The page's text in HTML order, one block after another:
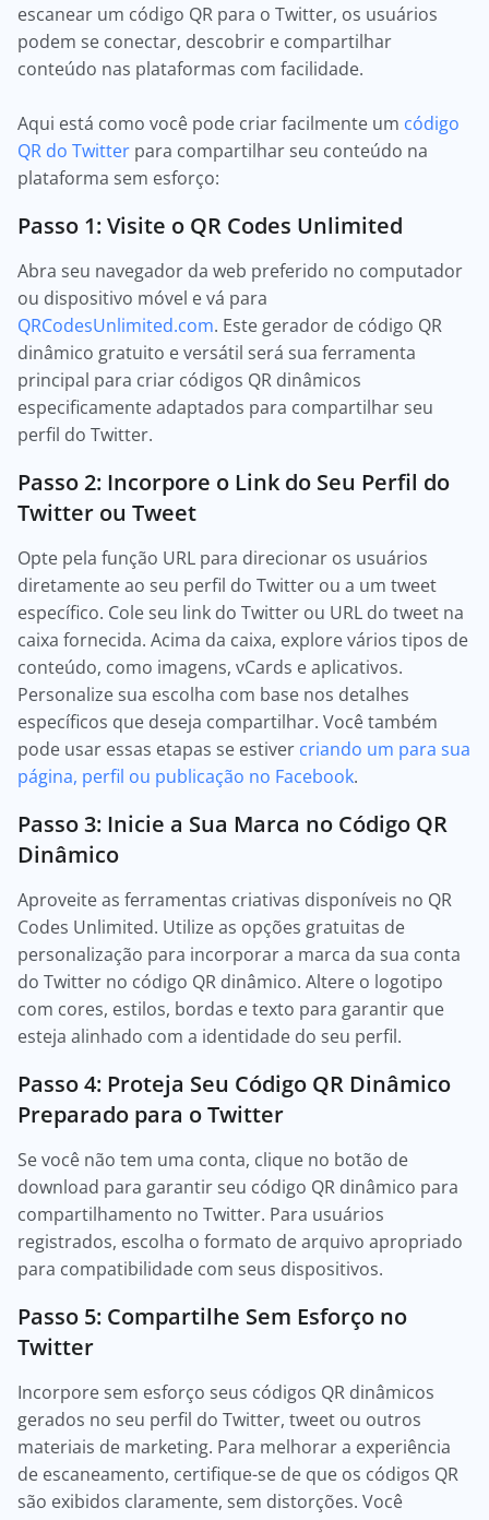
escanear um código QR para o Twitter, os usuários
podem se conectar, descobrir e compartilhar
conteúdo nas plataformas com facilidade.
Aqui está como você pode criar facilmente um código
QR do Twitter para compartilhar seu conteúdo na
plataforma sem esforço:
Passo 1: Visite o QR Codes Unlimited
Abra seu navegador da web preferido no computador
ou dispositivo móvel e vá para
QRCodesUnlimited.com. Este gerador de código QR
dinâmico gratuito e versátil será sua ferramenta
principal para criar códigos QR dinâmicos
especificamente adaptados para compartilhar seu
perfil do Twitter.
Passo 2: Incorpore o Link do Seu Perfil do
Twitter ou Tweet
Opte pela função URL para direcionar os usuários
diretamente ao seu perfil do Twitter ou a um tweet
específico. Cole seu link do Twitter ou URL do tweet na
caixa fornecida. Acima da caixa, explore vários tipos de
conteúdo, como imagens, vCards e aplicativos.
Personalize sua escolha com base nos detalhes
específicos que deseja compartilhar. Você também
pode usar essas etapas se estiver criando um para sua
página, perfil ou publicação no Facebook.
Passo 3: Inicie a Sua Marca no Código QR
Dinâmico
Aproveite as ferramentas criativas disponíveis no QR
Codes Unlimited. Utilize as opções gratuitas de
personalização para incorporar a marca da sua conta
do Twitter no código QR dinâmico. Altere o logotipo
com cores, estilos, bordas e texto para garantir que
esteja alinhado com a identidade do seu perfil.
Passo 4: Proteja Seu Código QR Dinâmico
Preparado para o Twitter
Se você não tem uma conta, clique no botão de
download para garantir seu código QR dinâmico para
compartilhamento no Twitter. Para usuários
registrados, escolha o formato de arquivo apropriado
para compatibilidade com seus dispositivos.
Passo 5: Compartilhe Sem Esforço no
Twitter
Incorpore sem esforço seus códigos QR dinâmicos
gerados no seu perfil do Twitter, tweet ou outros
materiais de marketing. Para melhorar a experiência
de escaneamento, certifique-se de que os códigos QR
são exibidos claramente, sem distorções. Você